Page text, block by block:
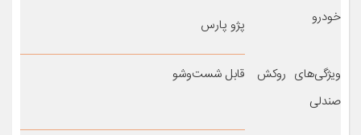
خودرو
پژو پارس
ویژگی‌های روکش
صندلی
قابل شست‌وشو